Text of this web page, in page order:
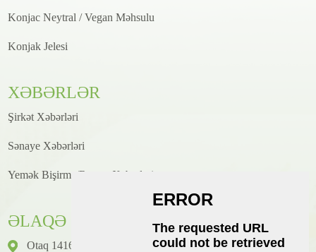
Konjac Neytral / Vegan Məhsulu
Konjak Jelesi
XƏBƏRLƏR
Şirkət Xəbərləri
Sənaye Xəbərləri
Yemək Bişirmə/Resept Xəbərləri
ƏLAQƏ
Otaq 1416, Mərtəbə 14, Junhao Beynəlxalq Binası, № 2,